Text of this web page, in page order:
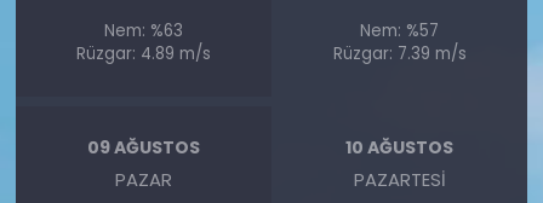
Nem: %63
Rüzgar: 4.89 m/s
Nem: %57
Rüzgar: 7.39 m/s
09 AĞUSTOS
PAZAR
10 AĞUSTOS
PAZARTESI